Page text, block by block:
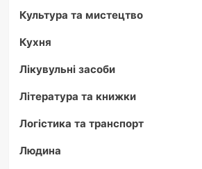
Культура та мистецтво
Кухня
Лікувульні засоби
Література та книжки
Логістика та транспорт
Людина